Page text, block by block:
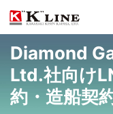
Diamond
Ltd.社向け
約・造船契